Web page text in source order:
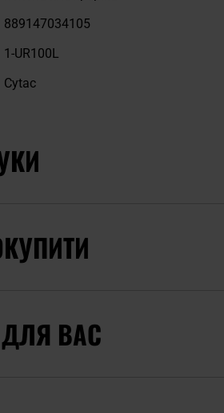
889147034105
1-UR100L
Cytac
ДЛЯ ВАС